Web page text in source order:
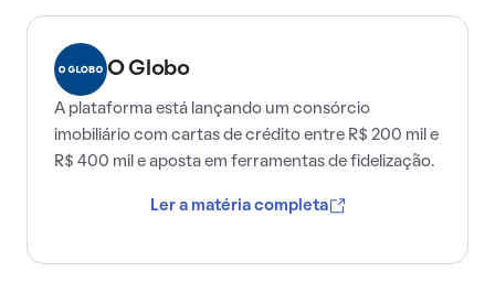
O Globo
A plataforma está lançando um consórcio
imobiliário com cartas de crédito entre R$ 200 mil e
R$ 400 mil e aposta em ferramentas de fidelização.
Ler a matéria completa